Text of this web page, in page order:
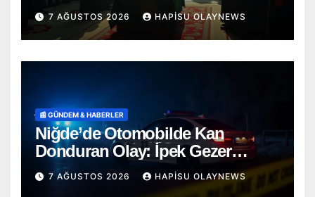
Toprağa Verildi
7 AĞUSTOS 2026 HAPISU OLAYNEWS
📰 GÜNDEM & HABERLER
Niğde’de Otomobilde Kan
Donduran Olay: İpek Gezer
Hayatını Kaybetti, Ömer O. Ağır
Yaralı
7 AĞUSTOS 2026 HAPISU OLAYNEWS